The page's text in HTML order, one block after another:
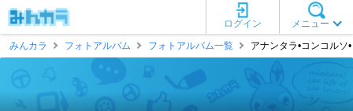
メニュー
ログイン
みんカラ
フォトアルバム フォトアルバム一覧 アナンタラ•コンコル